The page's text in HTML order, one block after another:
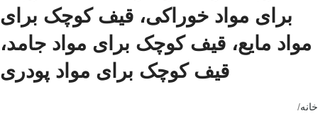
برای مواد خوراکی، قیف کوچک برای
مواد مایع، قیف کوچک برای مواد جامد،
قیف کوچک برای مواد پودری
خانه